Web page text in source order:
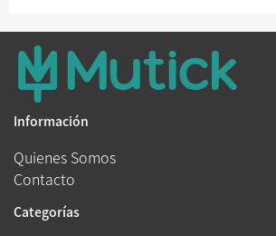
Información
Quienes Somos
Contacto
Categorías